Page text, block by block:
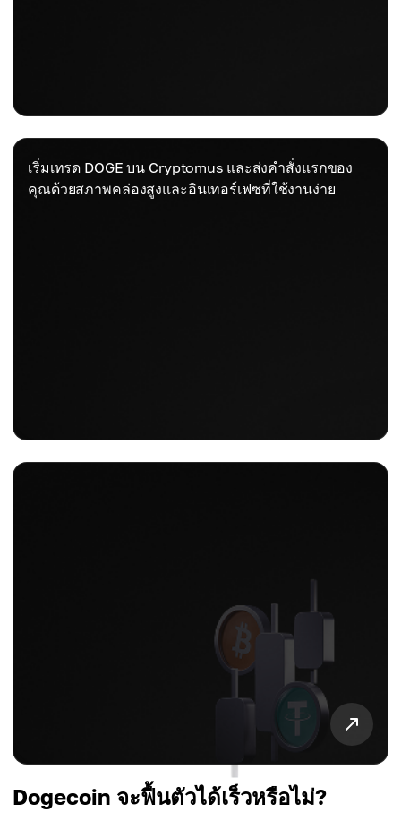
เริ่มเทรด DOGE บน Cryptomus และส่งคำสั่งแรกของ
คุณด้วยสภาพคล่องสูงและอินเทอร์เฟซที่ใช้งานง่าย
Dogecoin จะฟื้นตัวได้เร็วหรือไม่?